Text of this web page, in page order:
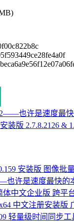
也许是速度最
装版 2.7.8.2126 &
安装版 图像批
也许是速度最快的
体中文企业版 跨平
中文注册安装版
轻量级时间同步工